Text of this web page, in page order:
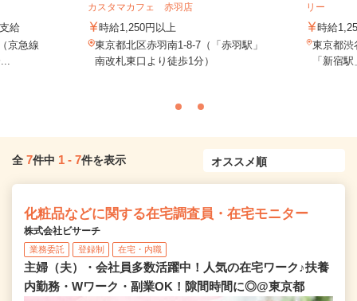
給
京急線
カスタマカフェ 赤羽店
時給1,250円以上
東京都北区赤羽南1-8-7（「赤羽駅」
南改札東口より徒歩1分）
リー
時給
東京都渋
「新宿
全 7件中 1 - 7件を表示
化粧品などに関する在宅調査員・在宅モニター
株式会社ビサーチ
業務委託 登録制 在宅・内職
主婦（夫）・会社員多数活躍中！人気の在宅ワーク♪扶養
内勤務・Wワーク・副業OK！隙間時間に◎@東京都